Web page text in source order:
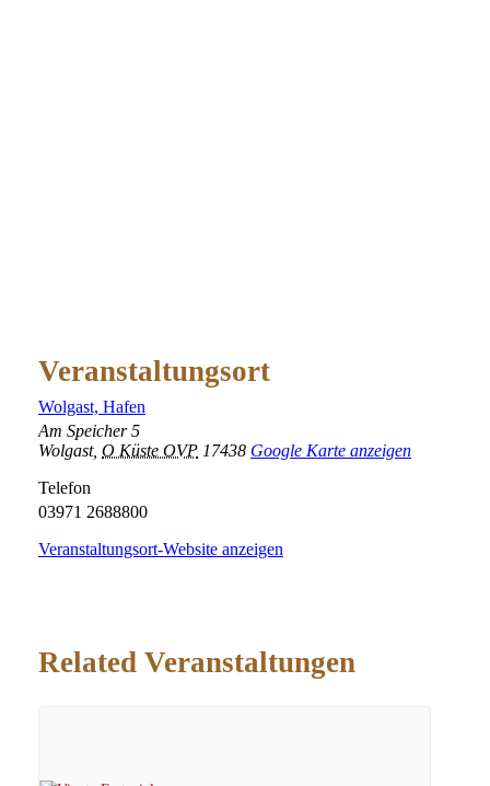
Veranstaltungsort
Wolgast, Hafen
Am Speicher 5
Wolgast, O Küste OVP 17438 Google Karte anzeigen
Telefon
03971 2688800
Veranstaltungsort-Website anzeigen
Related Veranstaltungen